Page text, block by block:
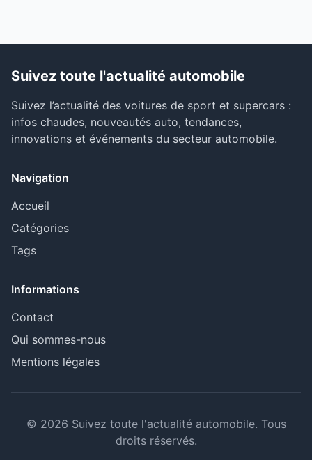
Suivez toute l'actualité automobile
Suivez l’actualité des voitures de sport et supercars :
infos chaudes, nouveautés auto, tendances,
innovations et événements du secteur automobile.
Navigation
Accueil
Catégories
Tags
Informations
Contact
Qui sommes-nous
Mentions légales
© 2026 Suivez toute l'actualité automobile. Tous
droits réservés.